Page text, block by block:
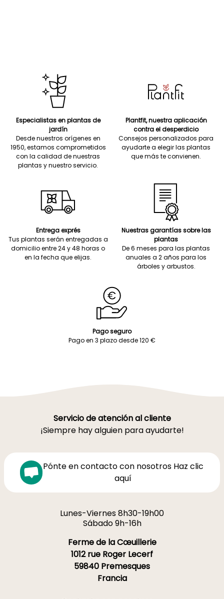
Especialistas en plantas de
jardín
Desde nuestros orígenes en
1950, estamos comprometidos
con la calidad de nuestras
plantas y nuestro servicio.
Plantfit, nuestra aplicación
contra el desperdicio
Consejos personalizados para
ayudarte a elegir las plantas
que más te convienen.
Entrega exprés
Tus plantas serán entregadas a
domicilio entre 24 y 48 horas o
en la fecha que elijas.
Nuestras garantías sobre las
plantas
De 6 meses para las plantas
anuales a 2 años para los
árboles y arbustos.
Pago seguro
Pago en 3 plazo desde 120 €
Servicio de atención al cliente
¡Siempre hay alguien para ayudarte!
Pónte en contacto con nosotros Haz clic
aquí
Lunes-Viernes 8h30-19h00
Sábado 9h-16h
Ferme de la Cœuillerie
1012 rue Roger Lecerf
59840 Premesques
Francia